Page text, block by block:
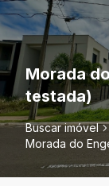
Morada
testada)
Buscar imóvel
Morada do